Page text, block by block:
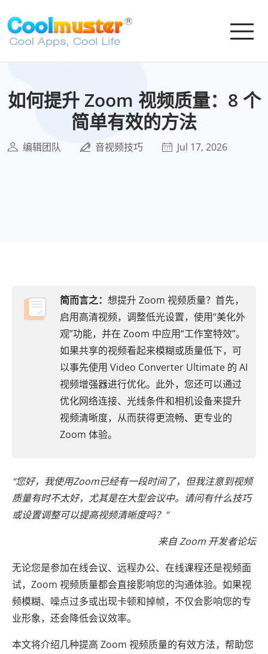
如何提升 Zoom 视频质量：8 个
简单有效的方法
编辑团队 音视频技巧 Jul 17, 2026
简而言之： 想提升 Zoom 视频质量？首先，
启用高清视频，调整低光设置，使用“美化外
观”功能，并在 Zoom 中应用“工作室特效”。
如果共享的视频看起来模糊或质量低下，可
以事先使用 Video Converter Ultimate 的 AI
视频增强器进行优化。此外，您还可以通过
优化网络连接、光线条件和相机设备来提升
视频清晰度，从而获得更流畅、更专业的
Zoom 体验。
“您好，我使用Zoom已经有一段时间了，但我注意到视频
质量有时不太好，尤其是在大型会议中。请问有什么技巧
或设置调整可以提高视频清晰度吗？”
来自 Zoom 开发者论坛
无论您是参加在线会议、远程办公、在线课程还是视频面
试，Zoom 视频质量都会直接影响您的沟通体验。如果视
频模糊、噪点过多或出现卡顿和掉帧，不仅会影响您的专
业形象，还会降低会议效率。
本文将介绍几种提高 Zoom 视频质量的有效方法，帮助您